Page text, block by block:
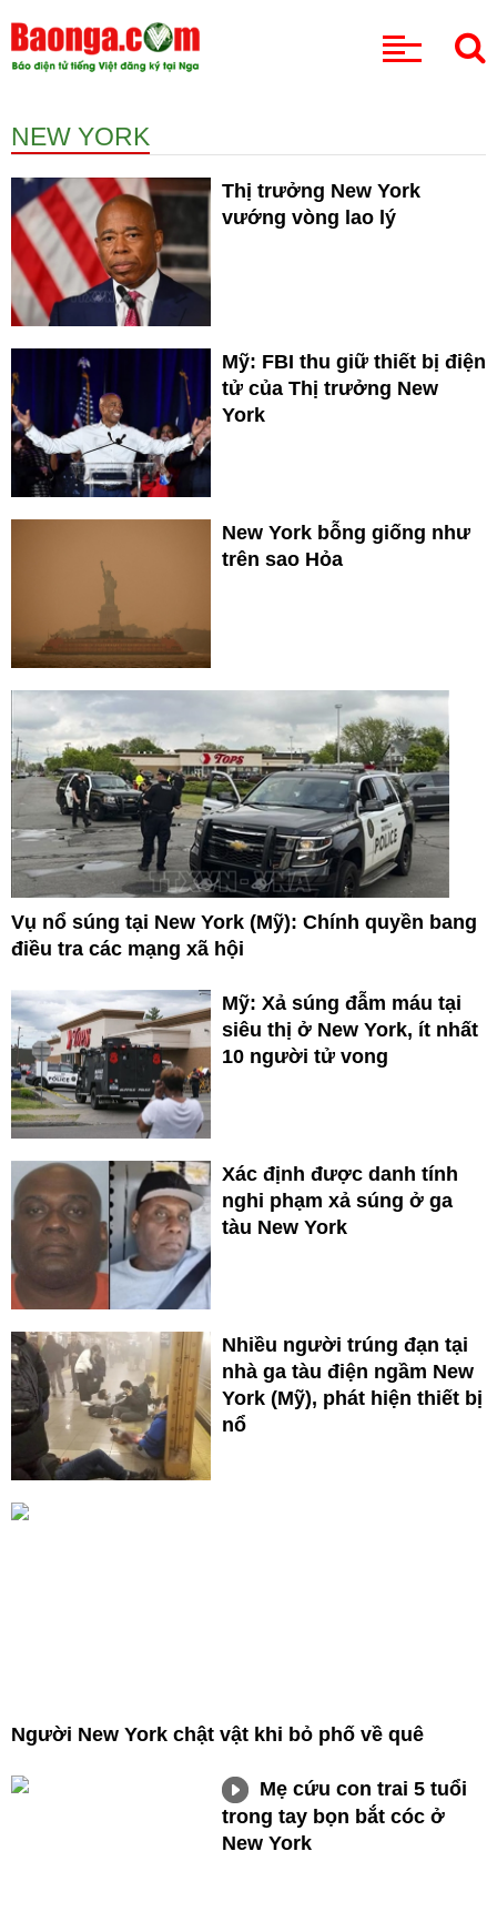
NEW YORK
Thị trưởng New York
vướng vòng lao lý
Mỹ: FBI thu giữ thiết bị điện
tử của Thị trưởng New
York
New York bỗng giống như
trên sao Hỏa
Vụ nổ súng tại New York (Mỹ): Chính quyền bang
điều tra các mạng xã hội
Mỹ: Xả súng đẫm máu tại
siêu thị ở New York, ít nhất
10 người tử vong
Xác định được danh tính
nghi phạm xả súng ở ga
tàu New York
Nhiều người trúng đạn tại
nhà ga tàu điện ngầm New
York (Mỹ), phát hiện thiết bị
nổ
Người New York chật vật khi bỏ phố về quê
Mẹ cứu con trai 5 tuổi
trong tay bọn bắt cóc ở
New York